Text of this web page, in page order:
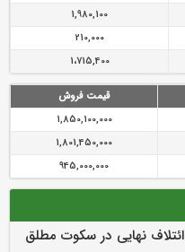
1,980,100
210,000
1،715,400
قیمت فروش
1,850,100,000
1,801,450,000
945,000,000
نهایی در سکوت مطلق